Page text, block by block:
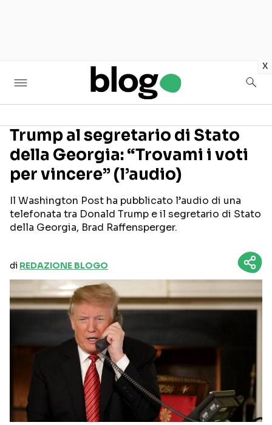
x
Seguici sui social
Trump al segretario di Stato
della Georgia: “Trovami i voti
per vincere” (l’audio)
Il Washington Post ha pubblicato l’audio di una
telefonata tra Donald Trump e il segretario di Stato
della Georgia, Brad Raffensperger.
di REDAZIONE BLOGO